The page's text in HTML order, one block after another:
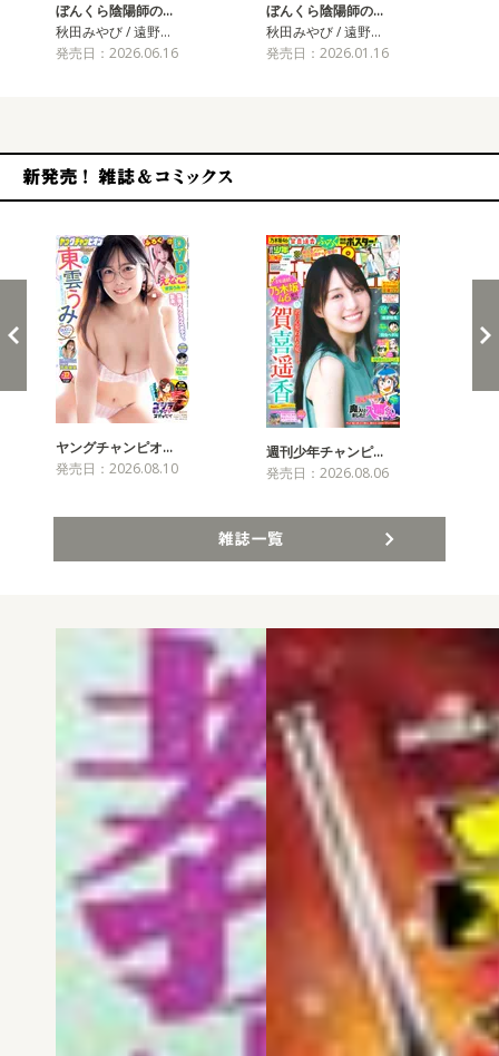
ぼんくら陰陽師の…
秋田みやび / 遠野…
発売日：2026.06.16
ぼんくら陰陽師の…
秋田みやび / 遠野…
発売日：2026.01.16
ヤングチャンピオ…
発売日：2026.08.10
週刊少年チャンピ…
発売日：2026.08.06